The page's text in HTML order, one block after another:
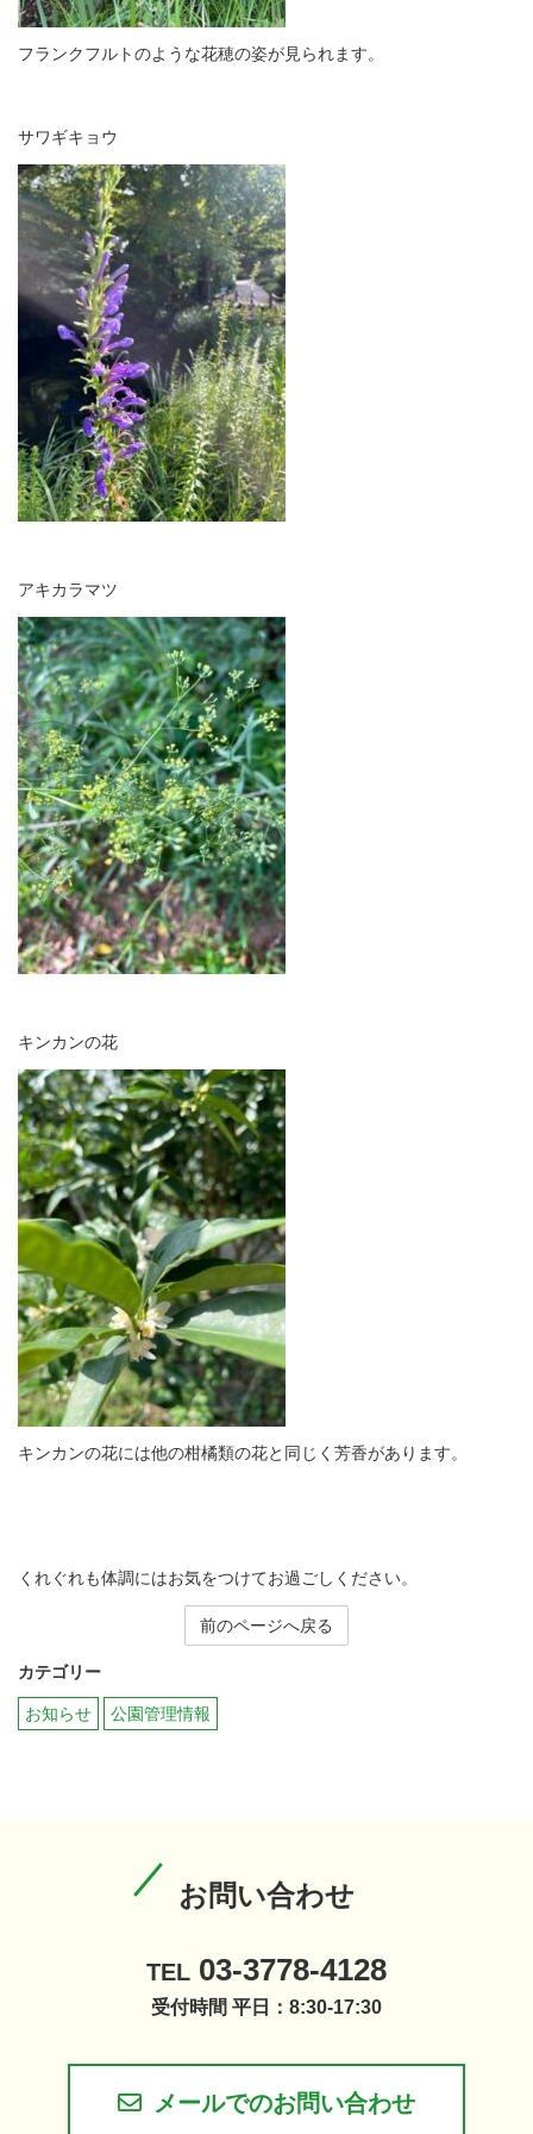
フランクフルトのような花穂の姿が見られます。
サワギキョウ
アキカラマツ
キンカンの花
キンカンの花には他の柑橘類の花と同じく芳香があります。
くれぐれも体調にはお気をつけてお過ごしください。
前のページへ戻る
カテゴリー
お知らせ 公園管理情報
お問い合わせ
TEL 03-3778-4128
受付時間 平日：8:30-17:30
メールでのお問い合わせ